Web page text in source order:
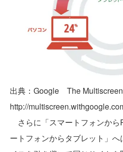
出典：Google The
http://
さらに「スマートフォンから
ートフォンからタブレット」